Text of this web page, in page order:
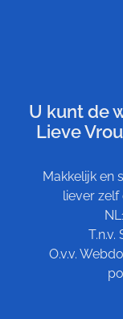
U kunt de
Lieve
Makkelijk en
liever zelf
T.n.v.
O.v.v.